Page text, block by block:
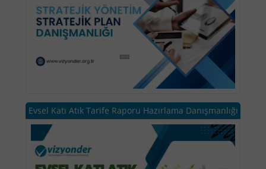
Evsel Katı Atık Tarife Raporu Hazırlama Danışmanlığı